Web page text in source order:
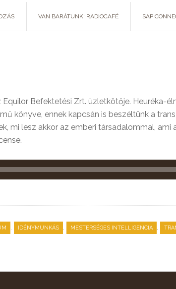
VAN BARÁTUNK: RADIOCAFÉ SAP
Befektetési Zrt. üzletkötője. Heuréka-
könyve, ennek kapcsán is beszéltünk a
mi lesz akkor az emberi társadalommal, ami
, IDÉNYMUNKÁS , MESTERSÉGES INTELLIGENCIA ,